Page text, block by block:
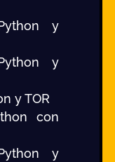
y
y
y TOR
con
y